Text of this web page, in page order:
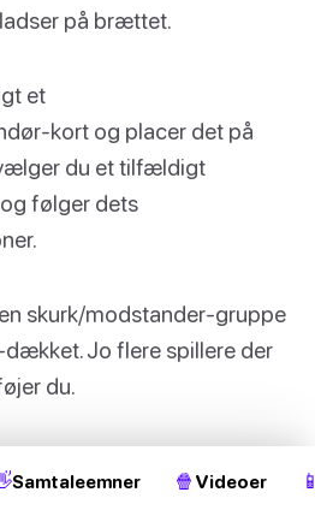
på brættet.
et
kort og placer det på
du et tilfældigt
følger dets
skurk/modstander-gruppe
Jo flere spillere der
du.
fem helte/allierede-
helt/allieret-dækket. Disse
Samtaleemner 🍿 Videoer